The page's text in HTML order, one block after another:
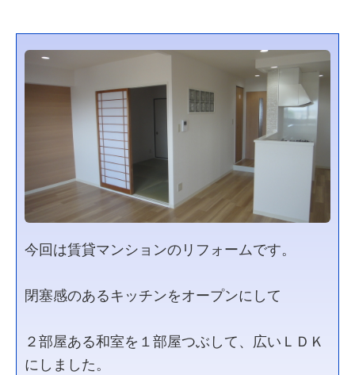
今回は賃貸マンションのリフォームです。
閉塞感のあるキッチンをオープンにして
２部屋ある和室を１部屋つぶして、広いＬＤＫ
にしました。